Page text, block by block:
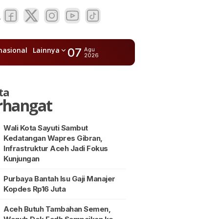
Lainnya 07 Agu
2026
Wali Kota Sayuti Sambut
Kedatangan Wapres Gibran,
Infrastruktur Aceh Jadi Fokus
Kunjungan
Purbaya Bantah Isu Gaji Manajer
Kopdes Rp16 Juta
Aceh Butuh Tambahan Semen,